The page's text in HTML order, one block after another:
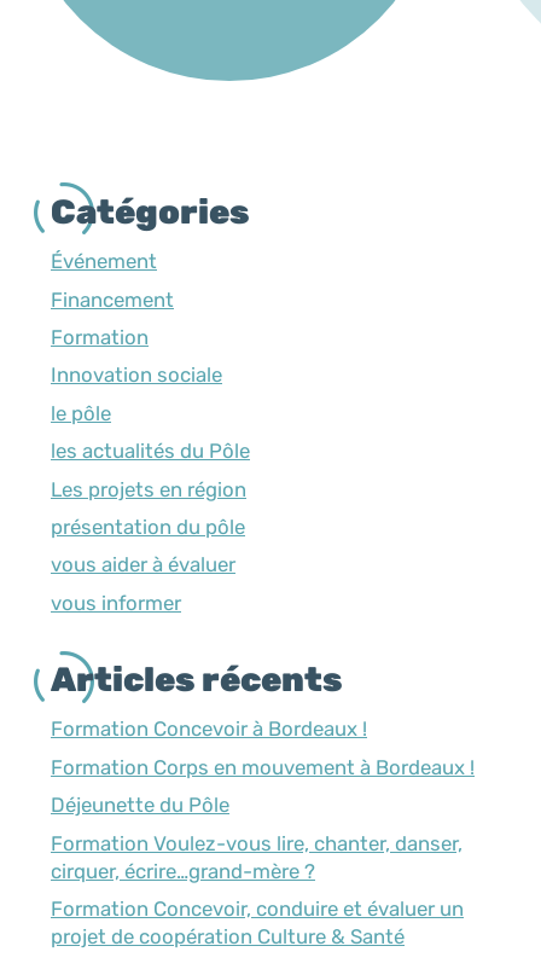
Catégories
Événement
Financement
Formation
Innovation sociale
le pôle
les actualités du Pôle
Les projets en région
présentation du pôle
vous aider à évaluer
vous informer
Articles récents
Formation Concevoir à Bordeaux !
Formation Corps en mouvement à Bordeaux !
Déjeunette du Pôle
Formation Voulez-vous lire, chanter, danser,
cirquer, écrire…grand-mère ?
Formation Concevoir, conduire et évaluer un
projet de coopération Culture & Santé